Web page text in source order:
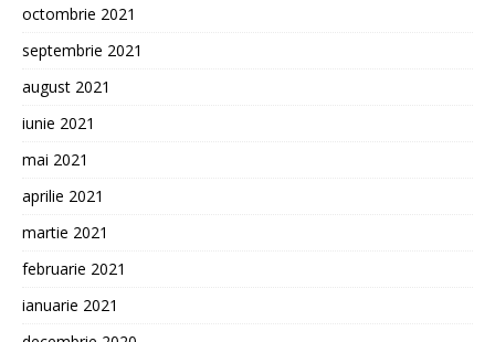
octombrie 2021
septembrie 2021
august 2021
iunie 2021
mai 2021
aprilie 2021
martie 2021
februarie 2021
ianuarie 2021